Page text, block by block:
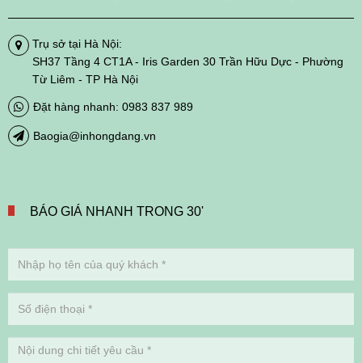
Trụ sở tại Hà Nội:
SH37 Tầng 4 CT1A - Iris Garden 30 Trần Hữu Dực - Phường
Từ Liêm - TP Hà Nội
Đặt hàng nhanh: 0983 837 989
Baogia@inhongdang.vn
BÁO GIÁ NHANH TRONG 30'